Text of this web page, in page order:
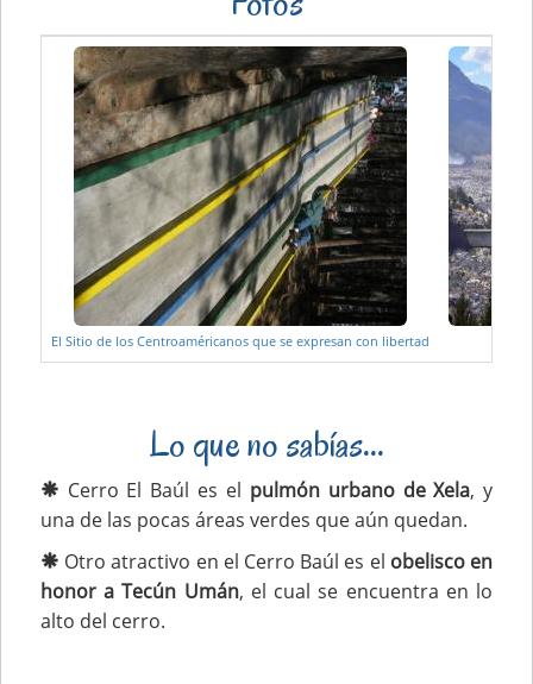
El Sitio de los Centroaméricanos que se expresan con libertad
Lo que no sabías...
Cerro El Baúl es el pulmón urbano de Xela, y
una de las pocas áreas verdes que aún quedan.
Otro atractivo en el Cerro Baúl es el obelisco en
honor a Tecún Umán, el cual se encuentra en lo
alto del cerro.